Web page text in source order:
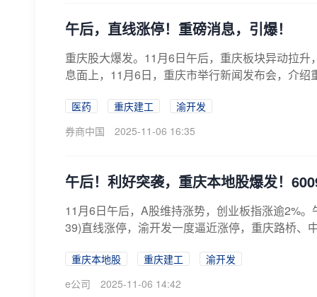
午后，直线涨停！重磅消息，引爆！
重庆股大爆发。11月6日午后，重庆板块异动拉
息面上，11月6日，重庆市举行新闻发布会，介
医药 重庆建工
渝开发
券商中国
2025-11-06 16:35
午后！利好突袭，重庆本地股爆发！
11月6日午后，A股维持涨势，创业板指涨逾2%
39)直线涨停，渝开发一度逼近涨停，重庆路桥、
重庆本地股 重庆建工
渝开发
e公司
2025-11-06 14:42